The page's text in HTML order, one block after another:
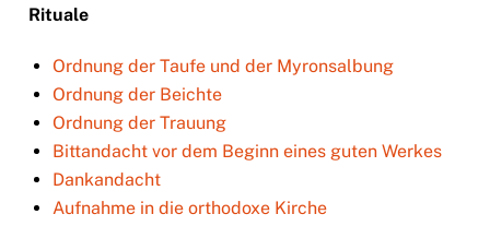
Rituale
Ordnung der Taufe und der Myronsalbung
Ordnung der Beichte
Ordnung der Trauung
Bittandacht vor dem Beginn eines guten Werkes
Dankandacht
Aufnahme in die orthodoxe Kirche